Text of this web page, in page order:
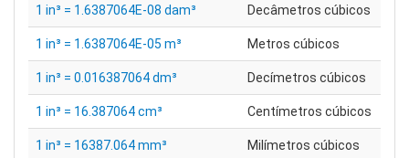
1 in³ = 1.6387064E-08 dam³ Decâmetros cúbicos
1 in³ = 1.6387064E-05 m³ Metros cúbicos
1 in³ = 0.016387064 dm³ Decímetros cúbicos
1 in³ = 16.387064 cm³ Centímetros cúbicos
1 in³ = 16387.064 mm³ Milímetros cúbicos